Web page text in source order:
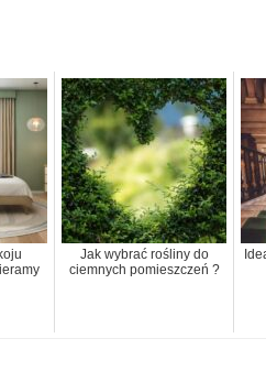
Jak wybrać rośliny do
ciemnych pomieszczeń ?